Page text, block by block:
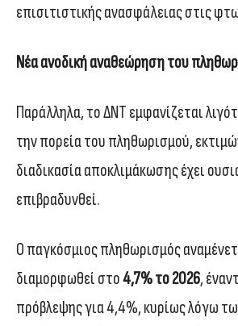
επισιτιστικής ανασφάλειας στις
Νέα ανοδική αναθεώρηση του
Παράλληλα, το ΔΝΤ εμφανίζεται
την πορεία του πληθωρισμού,
διαδικασία αποκλιμάκωσης έχει
επιβραδυνθεί.
Ο παγκόσμιος πληθωρισμός
διαμορφωθεί στο4,7% το 2026,
πρόβλεψης για 4,4%, κυρίως λόγω